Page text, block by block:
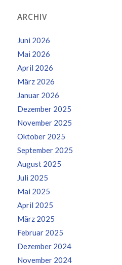
ARCHIV
Juni 2026
Mai 2026
April 2026
März 2026
Januar 2026
Dezember 2025
November 2025
Oktober 2025
September 2025
August 2025
Juli 2025
Mai 2025
April 2025
März 2025
Februar 2025
Dezember 2024
November 2024